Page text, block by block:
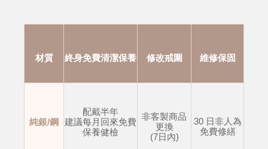
材質 終身免費清潔保養 修改戒圍 維修保固
純銀/鋼
配戴半年
建議每月回來免費
保養健檢
非客製商品
更換
(7日內)
30 日非人為
免費修繕